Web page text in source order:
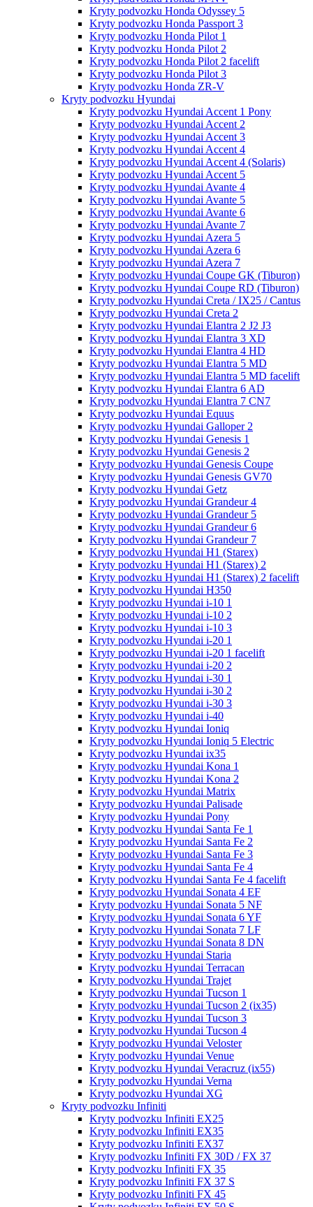
Kryty podvozku Honda Odyssey 5
Kryty podvozku Honda Passport 3
Kryty podvozku Honda Pilot 1
Kryty podvozku Honda Pilot 2
Kryty podvozku Honda Pilot 2 facelift
Kryty podvozku Honda Pilot 3
Kryty podvozku Honda ZR-V
Kryty podvozku Hyundai
Kryty podvozku Hyundai Accent 1 Pony
Kryty podvozku Hyundai Accent 2
Kryty podvozku Hyundai Accent 3
Kryty podvozku Hyundai Accent 4
Kryty podvozku Hyundai Accent 4 (Solaris)
Kryty podvozku Hyundai Accent 5
Kryty podvozku Hyundai Avante 4
Kryty podvozku Hyundai Avante 5
Kryty podvozku Hyundai Avante 6
Kryty podvozku Hyundai Avante 7
Kryty podvozku Hyundai Azera 5
Kryty podvozku Hyundai Azera 6
Kryty podvozku Hyundai Azera 7
Kryty podvozku Hyundai Coupe GK (Tiburon)
Kryty podvozku Hyundai Coupe RD (Tiburon)
Kryty podvozku Hyundai Creta / IX25 / Cantus
Kryty podvozku Hyundai Creta 2
Kryty podvozku Hyundai Elantra 2 J2 J3
Kryty podvozku Hyundai Elantra 3 XD
Kryty podvozku Hyundai Elantra 4 HD
Kryty podvozku Hyundai Elantra 5 MD
Kryty podvozku Hyundai Elantra 5 MD facelift
Kryty podvozku Hyundai Elantra 6 AD
Kryty podvozku Hyundai Elantra 7 CN7
Kryty podvozku Hyundai Equus
Kryty podvozku Hyundai Galloper 2
Kryty podvozku Hyundai Genesis 1
Kryty podvozku Hyundai Genesis 2
Kryty podvozku Hyundai Genesis Coupe
Kryty podvozku Hyundai Genesis GV70
Kryty podvozku Hyundai Getz
Kryty podvozku Hyundai Grandeur 4
Kryty podvozku Hyundai Grandeur 5
Kryty podvozku Hyundai Grandeur 6
Kryty podvozku Hyundai Grandeur 7
Kryty podvozku Hyundai H1 (Starex)
Kryty podvozku Hyundai H1 (Starex) 2
Kryty podvozku Hyundai H1 (Starex) 2 facelift
Kryty podvozku Hyundai H350
Kryty podvozku Hyundai i-10 1
Kryty podvozku Hyundai i-10 2
Kryty podvozku Hyundai i-10 3
Kryty podvozku Hyundai i-20 1
Kryty podvozku Hyundai i-20 1 facelift
Kryty podvozku Hyundai i-20 2
Kryty podvozku Hyundai i-30 1
Kryty podvozku Hyundai i-30 2
Kryty podvozku Hyundai i-30 3
Kryty podvozku Hyundai i-40
Kryty podvozku Hyundai Ioniq
Kryty podvozku Hyundai Ioniq 5 Electric
Kryty podvozku Hyundai ix35
Kryty podvozku Hyundai Kona 1
Kryty podvozku Hyundai Kona 2
Kryty podvozku Hyundai Matrix
Kryty podvozku Hyundai Palisade
Kryty podvozku Hyundai Pony
Kryty podvozku Hyundai Santa Fe 1
Kryty podvozku Hyundai Santa Fe 2
Kryty podvozku Hyundai Santa Fe 3
Kryty podvozku Hyundai Santa Fe 4
Kryty podvozku Hyundai Santa Fe 4 facelift
Kryty podvozku Hyundai Sonata 4 EF
Kryty podvozku Hyundai Sonata 5 NF
Kryty podvozku Hyundai Sonata 6 YF
Kryty podvozku Hyundai Sonata 7 LF
Kryty podvozku Hyundai Sonata 8 DN
Kryty podvozku Hyundai Staria
Kryty podvozku Hyundai Terracan
Kryty podvozku Hyundai Trajet
Kryty podvozku Hyundai Tucson 1
Kryty podvozku Hyundai Tucson 2 (ix35)
Kryty podvozku Hyundai Tucson 3
Kryty podvozku Hyundai Tucson 4
Kryty podvozku Hyundai Veloster
Kryty podvozku Hyundai Venue
Kryty podvozku Hyundai Veracruz (ix55)
Kryty podvozku Hyundai Verna
Kryty podvozku Hyundai XG
Kryty podvozku Infiniti
Kryty podvozku Infiniti EX25
Kryty podvozku Infiniti EX35
Kryty podvozku Infiniti EX37
Kryty podvozku Infiniti FX 30D / FX 37
Kryty podvozku Infiniti FX 35
Kryty podvozku Infiniti FX 37 S
Kryty podvozku Infiniti FX 45